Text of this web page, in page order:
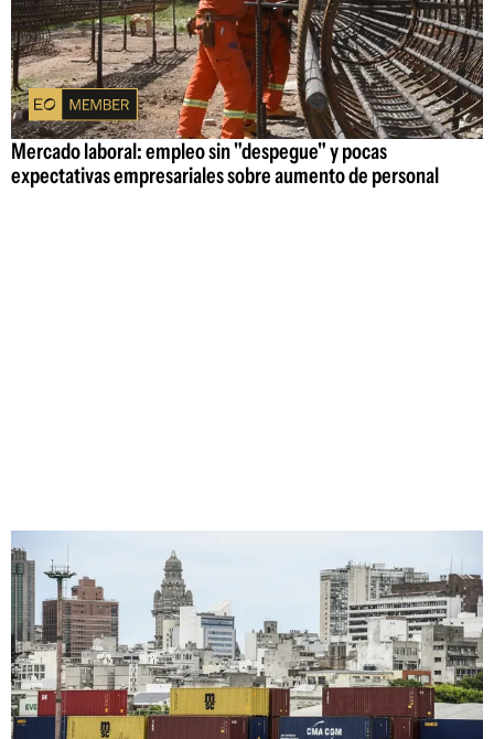
Mercado laboral: empleo sin "despegue" y pocas
expectativas empresariales sobre aumento de personal